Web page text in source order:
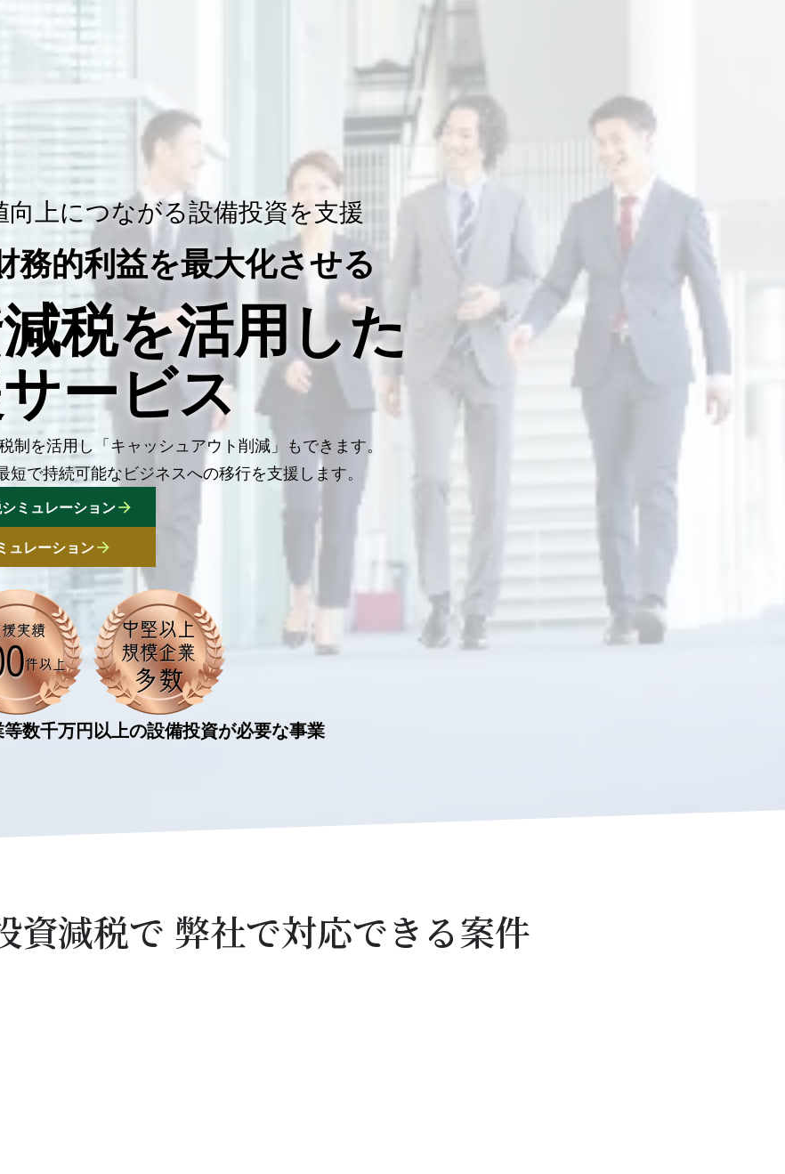
日本経営の解決事例
上につながる設備投資を支援
務的利益を最大化させる
税を活用した
ービス
を活用し「キャッシュアウト削減」もできます。
で持続可能なビジネスへの移行を支援します。
ミュレーションarrow_forward
ュレーションarrow_forward
数千万円以上の設備投資が必要な事業
資減税で 弊社で対応できる案件